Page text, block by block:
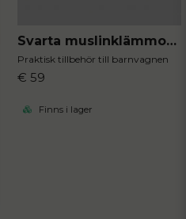
Svarta muslinklämmor 2-pack
Praktisk tillbehör till barnvagnen
€ 59
Finns i lager